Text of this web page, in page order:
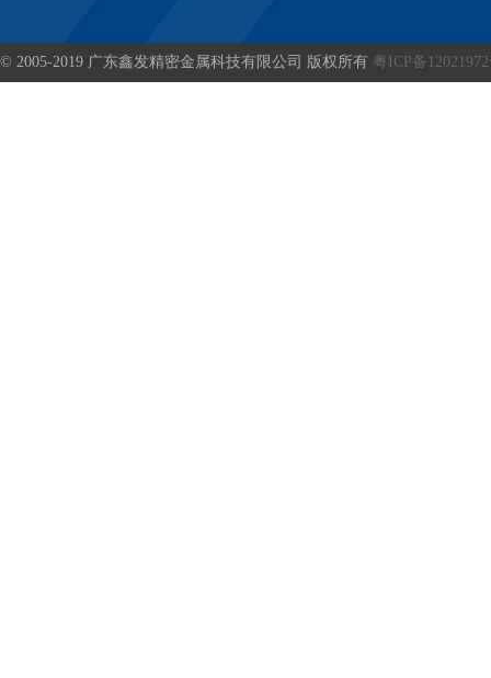
© 2005-2019 广东鑫发精密金属科技有限公司 版权所有 粤ICP备